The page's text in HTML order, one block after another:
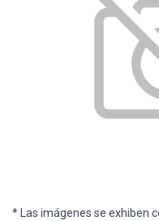
* Las imágenes se exhiben